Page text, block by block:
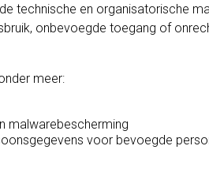
technische en organisatorische
onbevoegde toegang of
meer:
malwarebescherming
voor bevoegde